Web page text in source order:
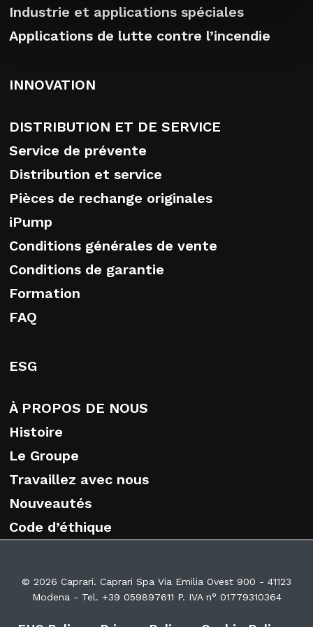
Industrie et applications spéciales
Applications de lutte contre l’incendie
INNOVATION
DISTRIBUTION ET DE SERVICE
Service de prévente
Distribution et service
Pièces de rechange originales
iPump
Conditions générales de vente
Conditions de garantie
Formation
FAQ
ESG
À PROPOS DE NOUS
Histoire
Le Groupe
Travaillez avec nous
Nouveautés
Code d’éthique
© 2026 Caprari. Caprari Spa Via Emilia Ovest 900 - 41123
Modena - Tel. +39 059897611 P. IVA n° 01779310364